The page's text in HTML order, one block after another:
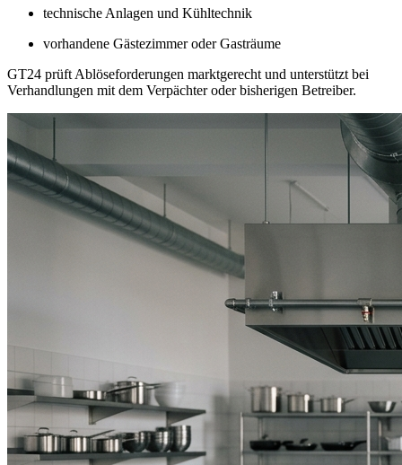
technische Anlagen und Kühltechnik
vorhandene Gästezimmer oder Gasträume
GT24 prüft Ablöseforderungen marktgerecht und unterstützt bei
Verhandlungen mit dem Verpächter oder bisherigen Betreiber.